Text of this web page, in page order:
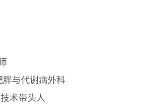
胖与代谢病外科
术带头人